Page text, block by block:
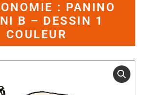
: PANINO
B – DESSIN 1
COULEUR